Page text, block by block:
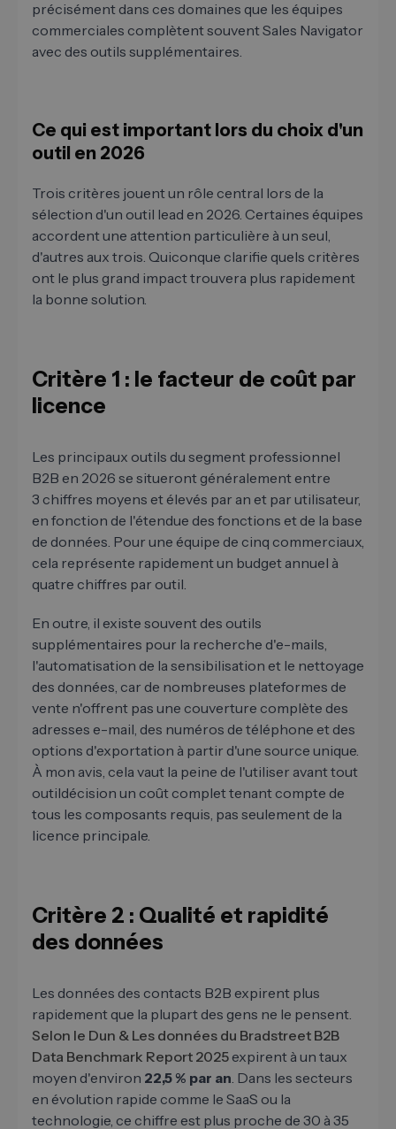
précisément dans ces domaines que les équipes
commerciales complètent souvent Sales Navigator
avec des outils supplémentaires.
Ce qui est important lors du choix d'un
outil en 2026
Trois critères jouent un rôle central lors de la
sélection d'un outil lead en 2026. Certaines équipes
accordent une attention particulière à un seul,
d'autres aux trois. Quiconque clarifie quels critères
ont le plus grand impact trouvera plus rapidement
la bonne solution.
Critère 1 : le facteur de coût par
licence
Les principaux outils du segment professionnel
B2B en 2026 se situeront généralement entre
3 chiffres moyens et élevés par an et par utilisateur,
en fonction de l'étendue des fonctions et de la base
de données. Pour une équipe de cinq commerciaux,
cela représente rapidement un budget annuel à
quatre chiffres par outil.
En outre, il existe souvent des outils
supplémentaires pour la recherche d'e-mails,
l'automatisation de la sensibilisation et le nettoyage
des données, car de nombreuses plateformes de
vente n'offrent pas une couverture complète des
adresses e-mail, des numéros de téléphone et des
options d'exportation à partir d'une source unique.
À mon avis, cela vaut la peine de l'utiliser avant tout
outildécision un coût complet tenant compte de
tous les composants requis, pas seulement de la
licence principale.
Critère 2 : Qualité et rapidité
des données
Les données des contacts B2B expirent plus
rapidement que la plupart des gens ne le pensent.
Selon le Dun & Les données du Bradstreet B2B
Data Benchmark Report 2025 expirent à un taux
moyen d'environ 22,5 % par an. Dans les secteurs
en évolution rapide comme le SaaS ou la
technologie, ce chiffre est plus proche de 30 à 35